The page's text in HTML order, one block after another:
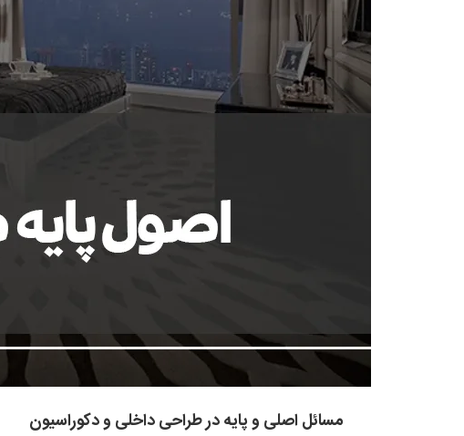
مسائل اصلی و پایه در طراحی داخلی و دکوراسیون